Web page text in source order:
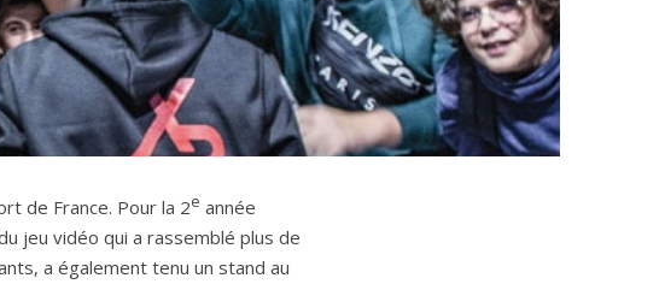
de France. Pour la 2e année
jeu vidéo qui a rassemblé plus de
a également tenu un stand au